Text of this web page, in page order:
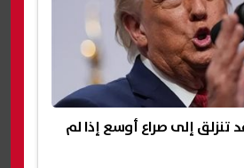
تنزلق إلى صراع أوسع إذا لم